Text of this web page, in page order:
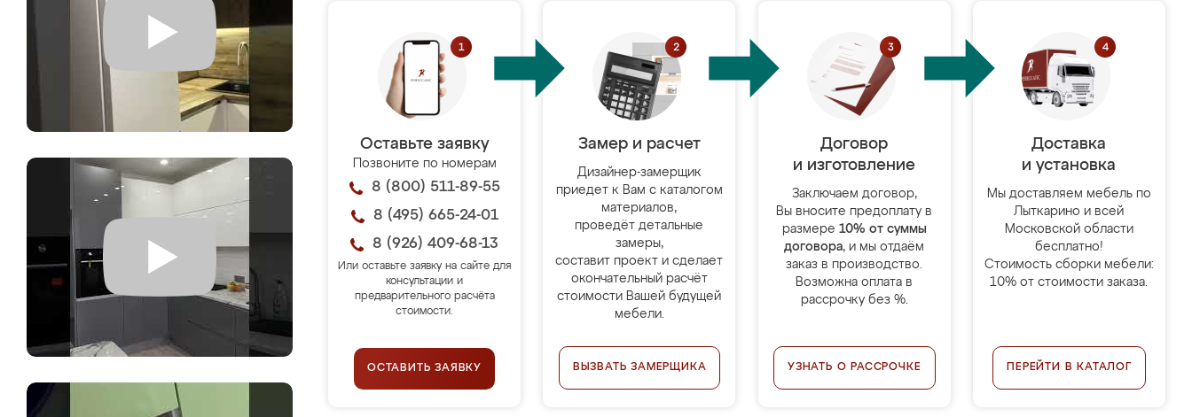
Оставьте заявку
Позвоните по номерам
8 (800) 511-89-55
8 (495) 665-24-01
8 (926) 409-68-13
Или оставьте заявку на сайте для
консультации и
предварительного расчёта
стоимости.
ОСТАВИТЬ ЗАЯВКУ
Замер и расчет
Дизайнер-замерщик
приедет к Вам с каталогом
материалов,
проведёт детальные
замеры,
составит проект и сделает
окончательный расчёт
стоимости Вашей будущей
мебели.
ВЫЗВАТЬ ЗАМЕРЩИКА
Договор
и изготовление
Заключаем договор,
Вы вносите предоплату в
размере 10% от суммы
договора, и мы отдаём
заказ в производство.
Возможна оплата в
рассрочку без %.
УЗНАТЬ О РАССРОЧКЕ
Доставка
и установка
Мы доставляем мебель по
Лыткарино и всей
Московской области
бесплатно!
Стоимость сборки мебели:
10% от стоимости заказа.
ПЕРЕЙТИ В КАТАЛОГ